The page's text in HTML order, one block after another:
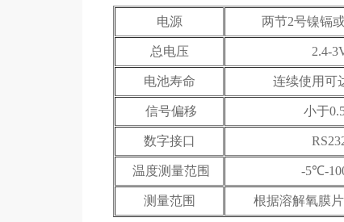
电源 两节2号镍镉
总电压 2.4-
电池寿命 连续使用可
信号偏移 小于
数字接口
温度测量范围 -5℃-
测量范围 根据溶解氧膜